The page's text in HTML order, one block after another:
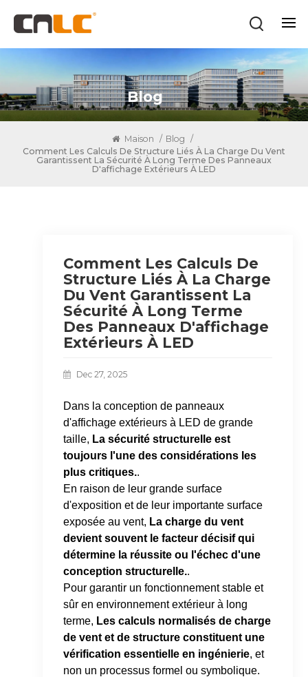
Blog
Maison / Blog /
Comment Les Calculs De Structure Liés À La Charge Du Vent
Garantissent La Sécurité À Long Terme Des Panneaux
D'affichage Extérieurs À LED
Comment Les Calculs De
Structure Liés À La Charge
Du Vent Garantissent La
Sécurité À Long Terme
Des Panneaux D'affichage
Extérieurs À LED
Dec 27, 2025
Dans la conception de panneaux
d'affichage extérieurs à LED de grande
taille, La sécurité structurelle est
toujours l'une des considérations les
plus critiques..
En raison de leur grande surface
d'exposition et de leur importante surface
exposée au vent, La charge du vent
devient souvent le facteur décisif qui
détermine la réussite ou l'échec d'une
conception structurelle..
Pour garantir un fonctionnement stable et
sûr en environnement extérieur à long
terme, Les calculs normalisés de charge
de vent et de structure constituent une
vérification essentielle en ingénierie, et
non un processus formel ou symbolique.